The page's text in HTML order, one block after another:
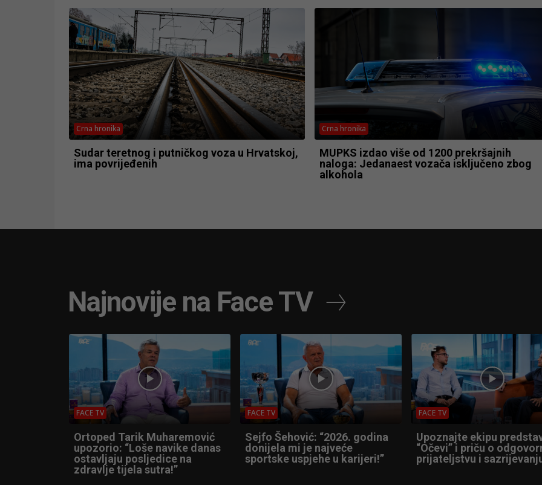
Crna hronika
Sudar teretnog i putničkog voza u Hrvatskoj,
ima povrijeđenih
Crna hronika
MUPKS izdao više od 1200 prekršajnih
naloga: Jedanaest vozača isključeno zbog
alkohola
Najnovije na Face TV
FACE TV
Ortoped Tarik Muharemović
upozorio: “Loše navike danas
ostavljaju posljedice na
zdravlje tijela sutra!”
FACE TV
Sejfo Šehović: “2026. godina
donijela mi je najveće
sportske uspjehe u karijeri!”
FACE TV
Upoznajte ekipu
“Očevi” i priču o
prijateljstvu i